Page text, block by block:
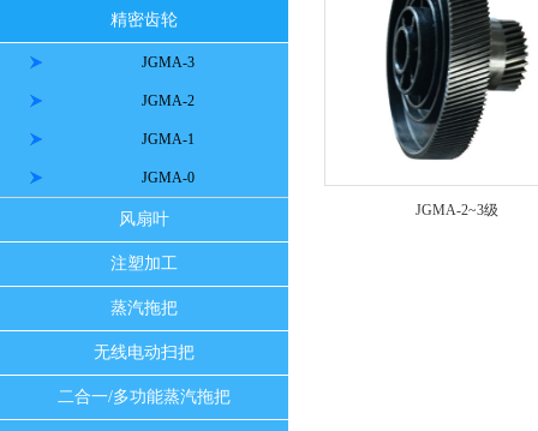
精密齿轮
JGMA-3
JGMA-2
JGMA-1
JGMA-0
风扇叶
注塑加工
蒸汽拖把
无线电动扫把
二合一/多功能蒸汽拖把
JGMA-2~3级